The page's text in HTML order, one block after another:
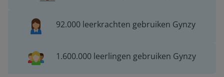
92.000 leerkrachten gebruiken Gynzy
1.600.000 leerlingen gebruiken Gynzy